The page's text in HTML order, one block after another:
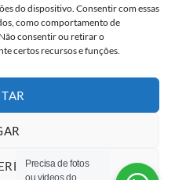
do dispositivo. Consentir com essas
como comportamento de
consentir ou retirar o
certos recursos e funções.
Precisa de fotos
ou videos do